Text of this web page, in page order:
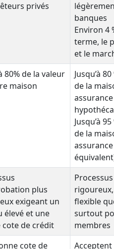
privés
banques
Environ 4
terme, le
et le
80% de la valeur
maison
Jusqu’à
de la
Jusqu’à
de la
assurance
plus
exigeant un
élevé et une
cote de crédit
flexible
surtout
membres
cote de